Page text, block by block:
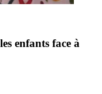
enfants face à